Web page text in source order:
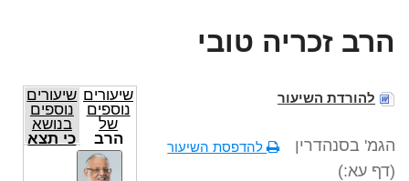
הרב זכריה טובי
להורדת השיעור
להדפסת השיעור
הגמ' בסנהדרין
(דף עא:)
שיעורים
נוספים
של
הרב
זכריה
טובי
שיעורים
נוספים
בנושא
כי תצא